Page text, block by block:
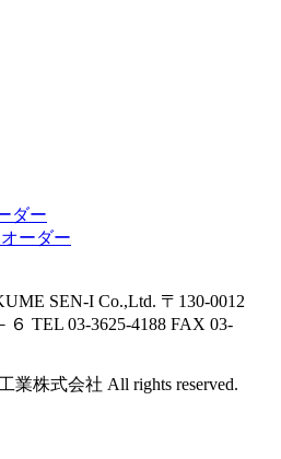
ダー
ーダー
SEN-I Co.,Ltd. 〒130-0012
６ TEL 03-3625-4188 FAX 03-
業株式会社 All rights reserved.